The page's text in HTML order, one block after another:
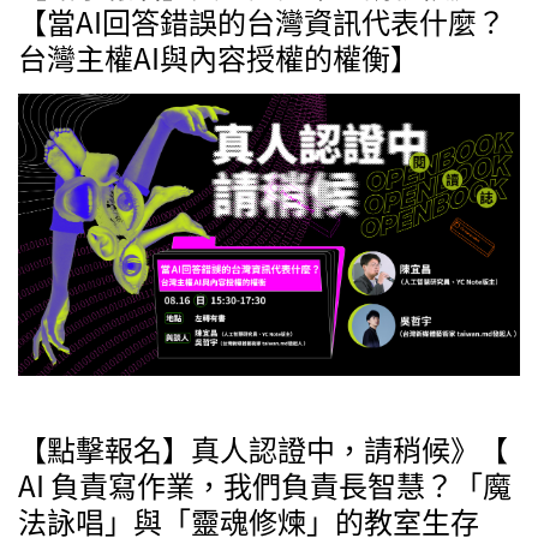
【當AI回答錯誤的台灣資訊代表什麼？
台灣主權AI與內容授權的權衡】
【點擊報名】真人認證中，請稍候》【
AI 負責寫作業，我們負責長智慧？「魔
法詠唱」與「靈魂修煉」的教室生存